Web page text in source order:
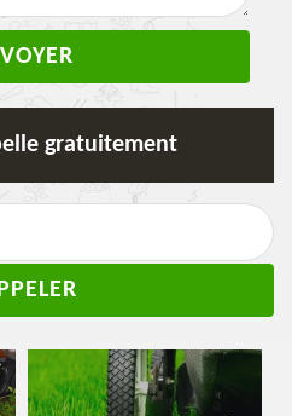
gratuitement